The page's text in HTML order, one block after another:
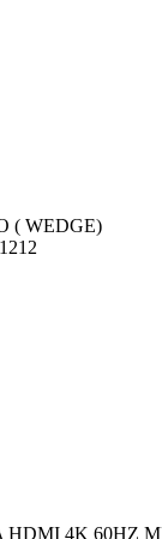
( WEDGE)
HDMI 4K 60HZ